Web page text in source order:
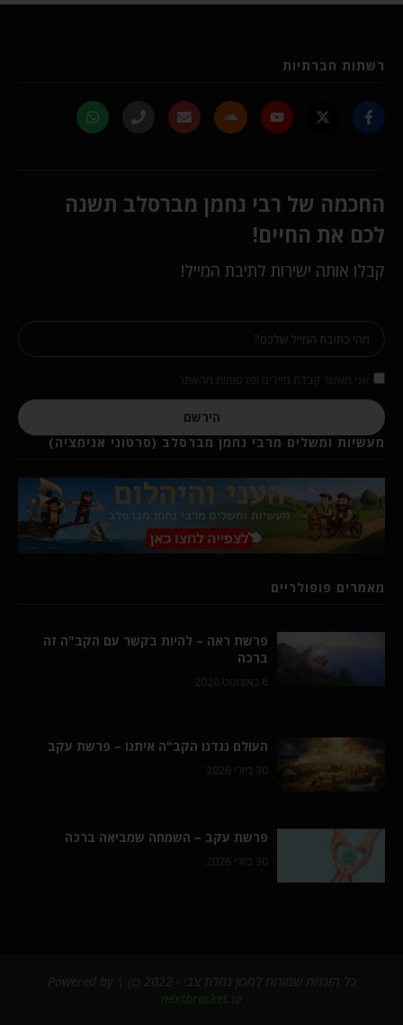
רשתות חברתיות
החכמה של רבי נחמן מברסלב תשנה
לכם את החיים!
קבלו אותה ישירות לתיבת המייל!
הירשם
מעשיות ומשלים מרבי נחמן מברסלב (סרטוני אנימציה)
מאמרים פופולריים
פרשת ראה – להיות בקשר עם הקב"ה זה
ברכה
6 באוגוסט 2026
העולם נגדנו הקב"ה איתנו – פרשת עקב
30 ביולי 2026
פרשת עקב – השמחה שמביאה ברכה
30 ביולי 2026
nextbracket.io